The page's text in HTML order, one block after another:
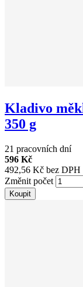
Kladivo
350 g
21 pracovních dní
596 Kč
492,56 Kč bez DPH
Změnit počet
Koupit